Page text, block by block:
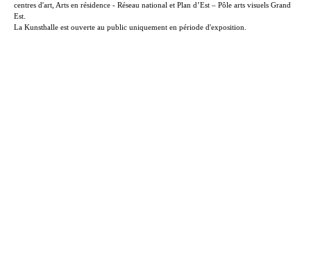
centres d'art, Arts en résidence - Réseau national et Plan d’Est – Pôle arts visuels Grand
Est.
La Kunsthalle est ouverte au public uniquement en période d'exposition.